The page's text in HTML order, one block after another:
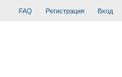
FAQ Регистрация Вход